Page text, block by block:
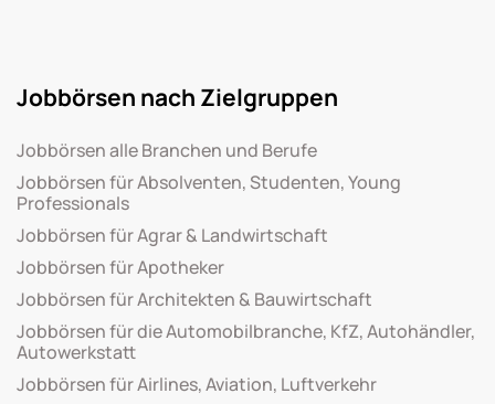
Jobbörsen nach Zielgruppen
Jobbörsen alle Branchen und Berufe
Jobbörsen für Absolventen, Studenten, Young
Professionals
Jobbörsen für Agrar & Landwirtschaft
Jobbörsen für Apotheker
Jobbörsen für Architekten & Bauwirtschaft
Jobbörsen für die Automobilbranche, KfZ, Autohändler,
Autowerkstatt
Jobbörsen für Airlines, Aviation, Luftverkehr